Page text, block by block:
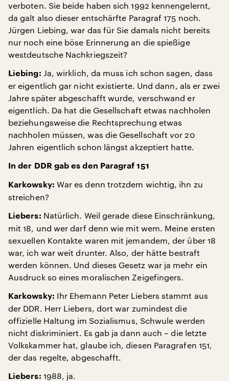
verboten. Sie beide haben sich 1992 kennengelernt,
da galt also dieser entschärfte Paragraf 175 noch.
Jürgen Liebing, war das für Sie damals nicht bereits
nur noch eine böse Erinnerung an die spießige
westdeutsche Nachkriegszeit?
Liebing: Ja, wirklich, da muss ich schon sagen, dass
er eigentlich gar nicht existierte. Und dann, als er zwei
Jahre später abgeschafft wurde, verschwand er
eigentlich. Da hat die Gesellschaft etwas nachholen
beziehungsweise die Rechtsprechung etwas
nachholen müssen, was die Gesellschaft vor 20
Jahren eigentlich schon längst akzeptiert hatte.
In der DDR gab es den Paragraf 151
Karkowsky: War es denn trotzdem wichtig, ihn zu
streichen?
Liebers: Natürlich. Weil gerade diese Einschränkung,
mit 18, und wer darf denn wie mit wem. Meine ersten
sexuellen Kontakte waren mit jemandem, der über 18
war, ich war weit drunter. Also, der hätte bestraft
werden können. Und dieses Gesetz war ja mehr ein
Ausdruck so eines moralischen Zeigefingers.
Karkowsky: Ihr Ehemann Peter Liebers stammt aus
der DDR. Herr Liebers, dort war zumindest die
offizielle Haltung im Sozialismus, Schwule werden
nicht diskriminiert. Es gab ja dann auch – die letzte
Volkskammer hat, glaube ich, diesen Paragrafen 151,
der das regelte, abgeschafft.
Liebers: 1988, ja.